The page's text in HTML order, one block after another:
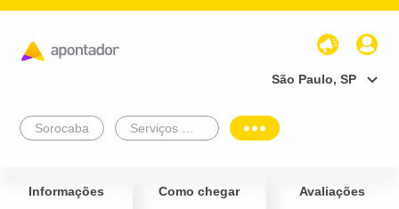
São Paulo, SP
Sorocaba
Informações Como chegar Avaliações